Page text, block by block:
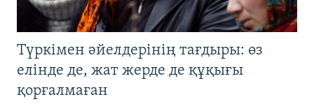
Түркімен әйелдерінің тағдыры: өз
елінде де, жат жерде де құқығы
қорғалмаған